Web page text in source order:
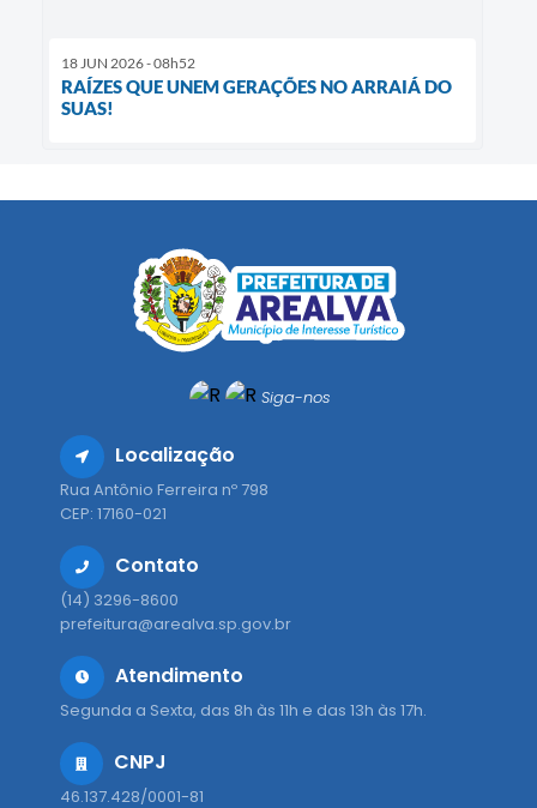
18 JUN 2026 - 08h52
RAÍZES QUE UNEM GERAÇÕES NO ARRAIÁ DO
SUAS!
Siga-nos
Localização
Rua Antônio Ferreira nº 798
CEP: 17160-021
Contato
(14) 3296-8600
prefeitura@arealva.sp.gov.br
Atendimento
Segunda a Sexta, das 8h às 11h e das 13h às 17h.
CNPJ
46.137.428/0001-81